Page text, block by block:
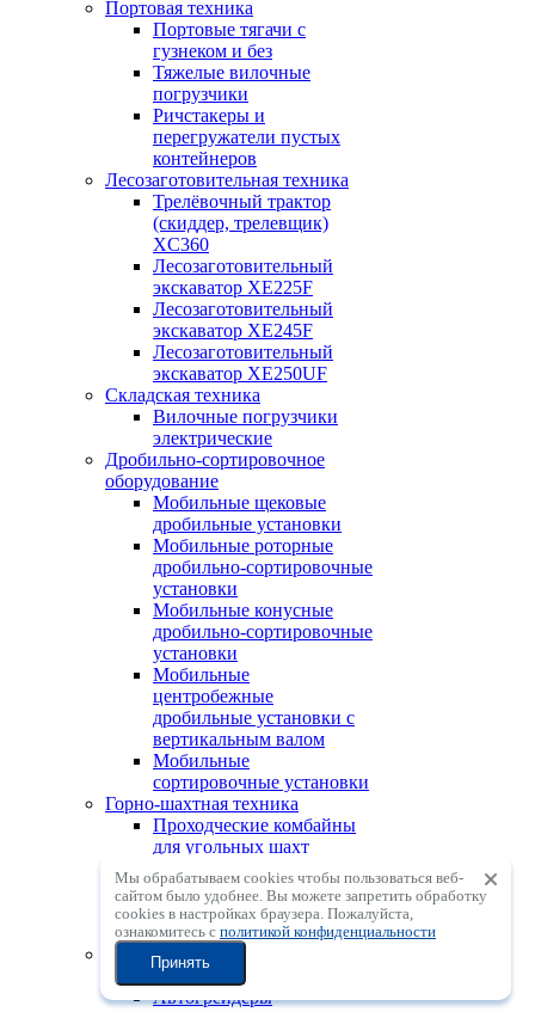
Портовая техника
Портовые тягачи с
гузнеком и без
Тяжелые вилочные
погрузчики
Ричстакеры и
перегружатели пустых
контейнеров
Лесозаготовительная техника
Трелёвочный трактор
(скиддер, трелевщик)
XC360
Лесозаготовительный
экскаватор XE225F
Лесозаготовительный
экскаватор XE245F
Лесозаготовительный
экскаватор XE250UF
Складская техника
Вилочные погрузчики
электрические
Дробильно-сортировочное
оборудование
Мобильные щековые
дробильные установки
Мобильные роторные
дробильно-сортировочные
установки
Мобильные конусные
дробильно-сортировочные
установки
Мобильные
центробежные
дробильные установки с
вертикальным валом
Мобильные
сортировочные установки
Горно-шахтная техника
Проходческие комбайны
для угольных шахт
Тоннелепроходческие
комбайны
Установки для бурения с
поверхности с ПП (DTH)
Дорожно-строительная техника
Катки
Автогрейдеры
Мы обрабатываем cookies чтобы пользоваться веб-
сайтом было удобнее. Вы можете запретить обработку
сookies в настройках браузера. Пожалуйста,
ознакомитесь с политикой конфиденциальности
Принять